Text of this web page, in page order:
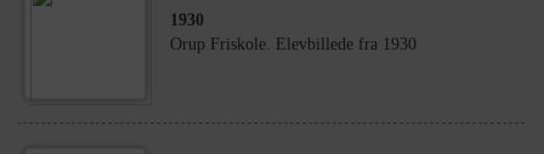
1930
Orup Friskole. Elevbillede fra 1930